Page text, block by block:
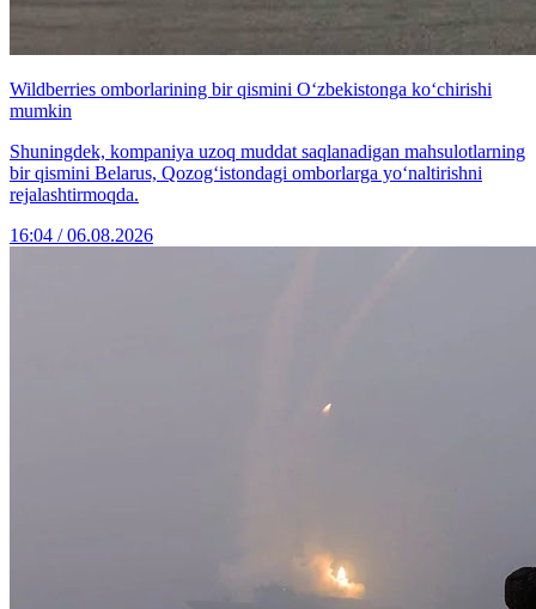
Wildberries omborlarining bir qismini O‘zbekistonga ko‘chirishi
mumkin
Shuningdek, kompaniya uzoq muddat saqlanadigan mahsulotlarning
bir qismini Belarus, Qozog‘istondagi omborlarga yo‘naltirishni
rejalashtirmoqda.
16:04 / 06.08.2026